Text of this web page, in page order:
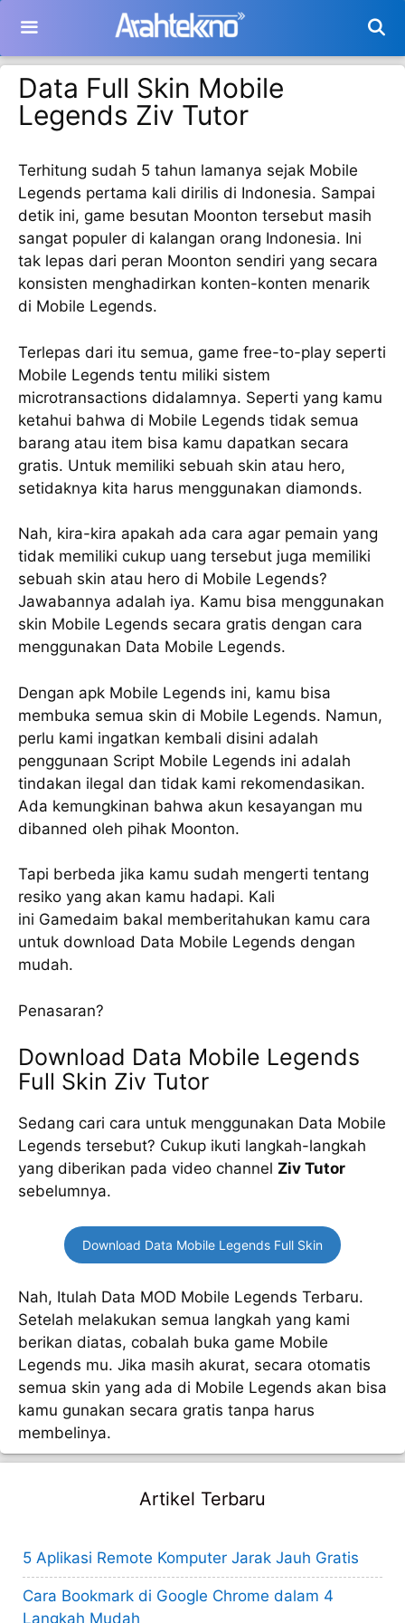
isi
Data Full Skin Mobile
Legends Ziv Tutor
Terhitung sudah 5 tahun lamanya sejak Mobile
Legends pertama kali dirilis di Indonesia. Sampai
detik ini, game besutan Moonton tersebut masih
sangat populer di kalangan orang Indonesia. Ini
tak lepas dari peran Moonton sendiri yang secara
konsisten menghadirkan konten-konten menarik
di Mobile Legends.
Terlepas dari itu semua, game free-to-play seperti
Mobile Legends tentu miliki sistem
microtransactions didalamnya. Seperti yang kamu
ketahui bahwa di Mobile Legends tidak semua
barang atau item bisa kamu dapatkan secara
gratis. Untuk memiliki sebuah skin atau hero,
setidaknya kita harus menggunakan diamonds.
Nah, kira-kira apakah ada cara agar pemain yang
tidak memiliki cukup uang tersebut juga memiliki
sebuah skin atau hero di Mobile Legends?
Jawabannya adalah iya. Kamu bisa menggunakan
skin Mobile Legends secara gratis dengan cara
menggunakan Data Mobile Legends.
Dengan apk Mobile Legends ini, kamu bisa
membuka semua skin di Mobile Legends. Namun,
perlu kami ingatkan kembali disini adalah
penggunaan Script Mobile Legends ini adalah
tindakan ilegal dan tidak kami rekomendasikan.
Ada kemungkinan bahwa akun kesayangan mu
dibanned oleh pihak Moonton.
Tapi berbeda jika kamu sudah mengerti tentang
resiko yang akan kamu hadapi. Kali
ini Gamedaim bakal memberitahukan kamu cara
untuk download Data Mobile Legends dengan
mudah.
Penasaran?
Download Data Mobile Legends
Full Skin Ziv Tutor
Sedang cari cara untuk menggunakan Data Mobile
Legends tersebut? Cukup ikuti langkah-langkah
yang diberikan pada video channel Ziv Tutor
sebelumnya.
Download Data Mobile Legends Full Skin
Nah, Itulah Data MOD Mobile Legends Terbaru.
Setelah melakukan semua langkah yang kami
berikan diatas, cobalah buka game Mobile
Legends mu. Jika masih akurat, secara otomatis
semua skin yang ada di Mobile Legends akan bisa
kamu gunakan secara gratis tanpa harus
membelinya.
Artikel Terbaru
5 Aplikasi Remote Komputer Jarak Jauh Gratis
Cara Bookmark di Google Chrome dalam 4
Langkah Mudah